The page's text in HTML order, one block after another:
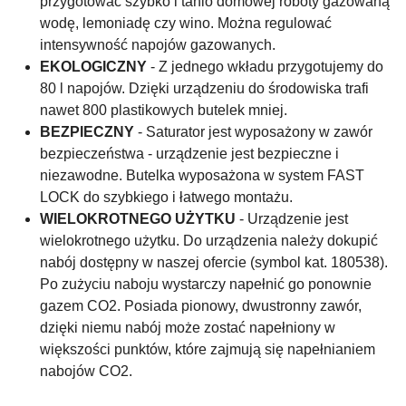
wodę, lemoniadę czy wino. Można regulować
intensywność napojów gazowanych.
EKOLOGICZNY - Z jednego wkładu przygotujemy do
80 l napojów. Dzięki urządzeniu do środowiska trafi
nawet 800 plastikowych butelek mniej.
BEZPIECZNY - Saturator jest wyposażony w zawór
bezpieczeństwa - urządzenie jest bezpieczne i
niezawodne. Butelka wyposażona w system FAST
LOCK do szybkiego i łatwego montażu.
WIELOKROTNEGO UŻYTKU - Urządzenie jest
wielokrotnego użytku. Do urządzenia należy dokupić
nabój dostępny w naszej ofercie (symbol kat. 180538).
Po zużyciu naboju wystarczy napełnić go ponownie
gazem CO2. Posiada pionowy, dwustronny zawór,
dzięki niemu nabój może zostać napełniony w
większości punktów, które zajmują się napełnianiem
nabojów CO2.